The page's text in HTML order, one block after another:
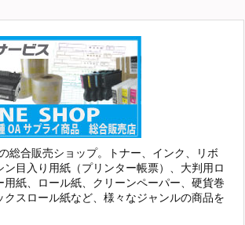
総合販売ショップ。トナー、インク、リボ
ン目入り用紙（プリンター帳票）、大判用ロ
用紙、ロール紙、クリーンペーパー、硬貨巻
クスロール紙など、様々なジャンルの商品を